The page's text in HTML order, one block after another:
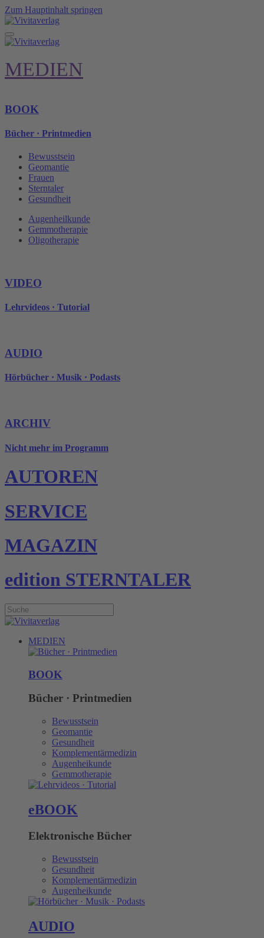
Zum Hauptinhalt springen
MEDIEN
BOOK
Bücher · Printmedien
Bewusstsein
Geomantie
Frauen
Sterntaler
Gesundheit
Augenheilkunde
Gemmotherapie
Oligotherapie
VIDEO
Lehrvideos · Tutorial
AUDIO
Hörbücher · Musik · Podasts
ARCHIV
Nicht mehr im Programm
AUTOREN
SERVICE
MAGAZIN
edition STERNTALER
MEDIEN
BOOK
Bücher · Printmedien
Bewusstsein
Geomantie
Gesundheit
Komplementärmedizin
Augenheikunde
Gemmotherapie
eBOOK
Elektronische Bücher
Bewusstsein
Gesundheit
Komplementärmedizin
Augenheikunde
AUDIO